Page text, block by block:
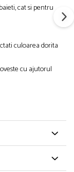
cat si pentru
culoarea dorita
cu ajutorul